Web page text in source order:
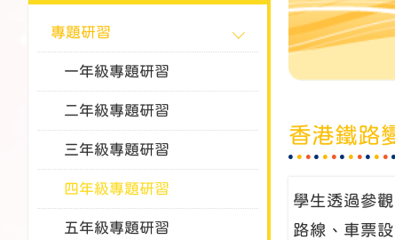
香港鐵路
學生透過參
路線、車票
專題研習
一年級專題研習
二年級專題研習
三年級專題研習
四年級專題研習
五年級專題研習